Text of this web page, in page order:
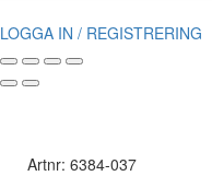
LOGGA IN / REGISTRERING
Artnr: 6384-037